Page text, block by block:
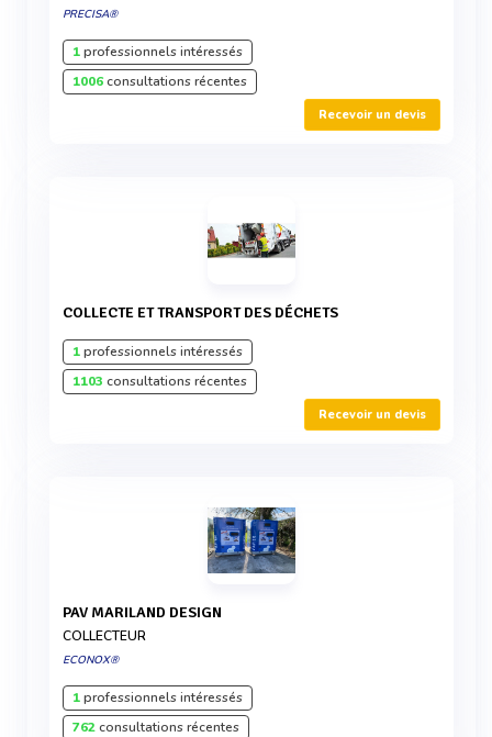
PRECISA®
1professionnels intéressés
1006consultations récentes
Recevoir un devis
COLLECTE ET TRANSPORT DES DÉCHETS
1professionnels intéressés
1103 consultations récentes
Recevoir un devis
PAV MARILAND DESIGN
COLLECTEUR
ECONOX®
1professionnels intéressés
762consultations récentes